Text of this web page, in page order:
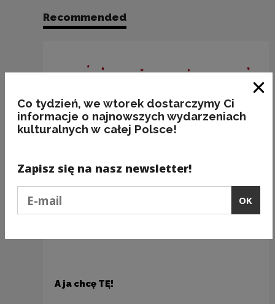
Recommended
A ja chcę TĘ!
Co tydzień, we wtorek dostarczymy Ci
informacje o najnowszych wydarzeniach
kulturalnych w całej Polsce!
Zapisz się na nasz newsletter!
OK